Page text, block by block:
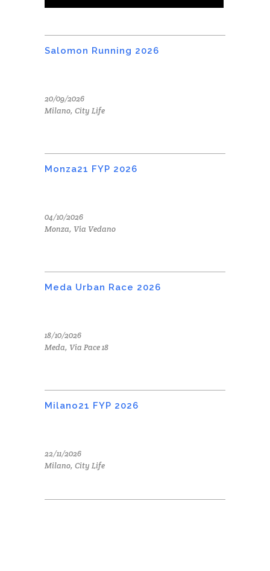
Salomon Running 2026
20/09/2026
Milano, City Life
Monza21 FYP 2026
04/10/2026
Monza, Via Vedano
Meda Urban Race 2026
18/10/2026
Meda, Via Pace 18
Milano21 FYP 2026
22/11/2026
Milano, City Life